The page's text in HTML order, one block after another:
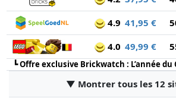
4.9 41,95 €
4.0 49,99 €
┗Offre exclusive Brickwatch : L’année du
▼ Montrer tous les 12